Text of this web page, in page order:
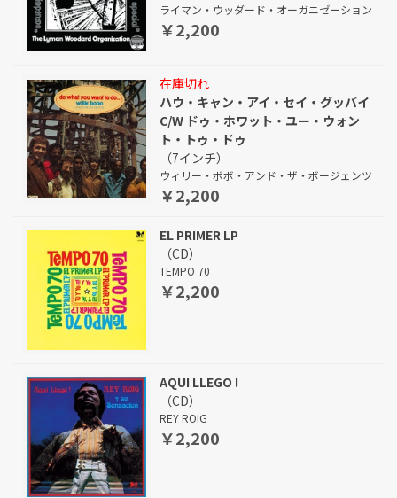
ライマン・ウッダード・オーガニゼーション
￥2,200
在庫切れ
ハウ・キャン・アイ・セイ・グッバイ
C/W ドゥ・ホワット・ユー・ウォン
ト・トゥ・ドゥ
（7インチ）
ウィリー・ボボ・アンド・ザ・ボージェンツ
￥2,200
EL PRIMER LP
（CD）
TEMPO 70
￥2,200
AQUI LLEGO !
（CD）
REY ROIG
￥2,200